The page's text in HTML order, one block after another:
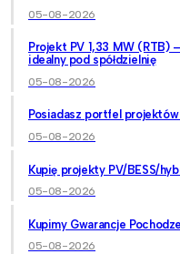
05-08-2026
Projekt PV 1,33 MW (RTB)
idealny pod spółdzielnię
05-08-2026
Posiadasz portfel
05-08-2026
Kupię projekty PV/BESS/
05-08-2026
Kupimy Gwarancje
05-08-2026